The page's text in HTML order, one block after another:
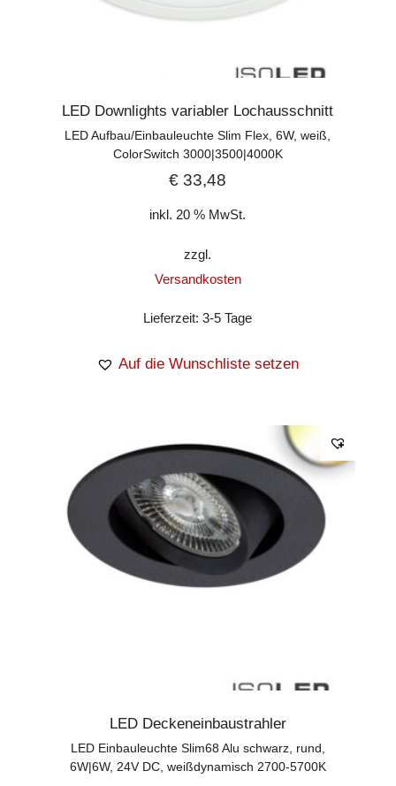
LED Downlights variabler Lochausschnitt
LED Aufbau/Einbauleuchte Slim Flex, 6W, weiß,
ColorSwitch 3000|3500|4000K
€ 33,48
inkl. 20 % MwSt.
zzgl.
Versandkosten
Lieferzeit:3-5 Tage
Auf die Wunschliste setzen
LED Deckeneinbaustrahler
LED Einbauleuchte Slim68 Alu schwarz, rund,
6W|6W, 24V DC, weißdynamisch 2700-5700K